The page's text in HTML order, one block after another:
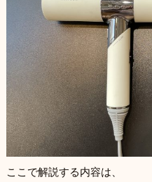
ここで解説する内容は、